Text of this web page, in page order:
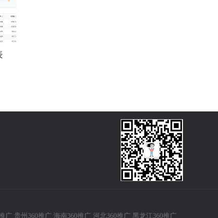
广 贵州360推广 海南360推广 河北360推广 黑龙江360推广